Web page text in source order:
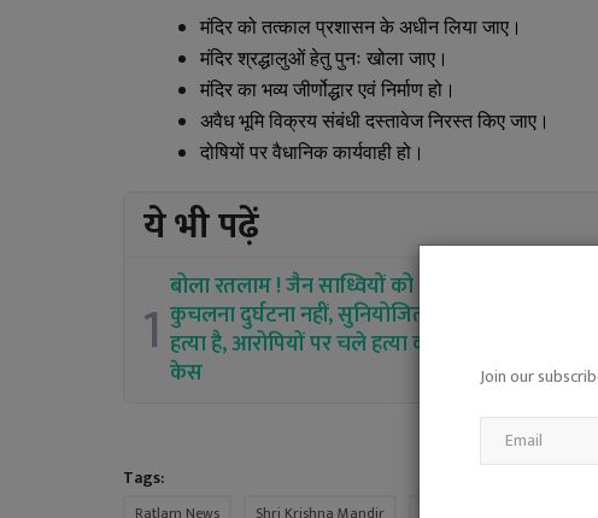
Join our
मंदिर को तत्काल प्रशासन के अधीन लिया जाए।
मंदिर श्रद्धालुओं हेतु पुनः खोला जाए।
मंदिर का भव्य जीर्णोद्धार एवं निर्माण हो।
अवैध भूमि विक्रय संबंधी दस्तावेज निरस्त किए जाए।
दोषियों पर वैधानिक कार्यवाही हो।
ये भी पढ़ें
1 बोला रतलाम ! जैन साध्वियों को
कुचलना दुर्घटना नहीं, सुनियोजित
हत्या है, आरोपियों पर चले हत्या का
केस
Tags: